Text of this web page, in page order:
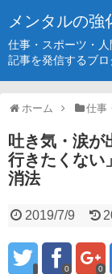
メンタルの強
仕事・スポーツ・
記事を発信するブロ
ホーム 仕事
吐き気・涙が
行きたくない
消法
2019/7/9
0 0